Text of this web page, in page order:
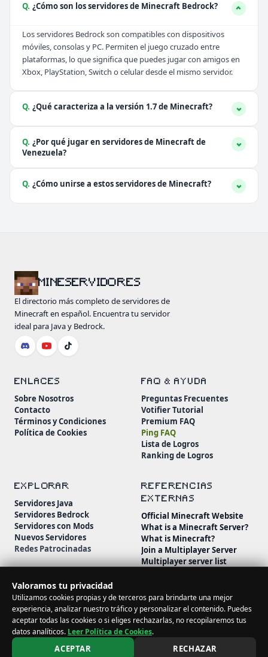
Valoramos tu privacidad
Utilizamos cookies propias y de terceros para brindarte una mejor
experiencia, analizar nuestro tráfico y personalizar el contenido. Puedes
aceptar todas las cookies o si eliges rechazarlas, no recopilaremos tus
datos analíticos. Leer Política de Cookies.
ACEPTAR RECHAZAR
Q. ¿Cómo son los servidores de Minecraft Bedrock?
Los servidores Bedrock son compatibles con dispositivos
móviles, consolas y PC. Permiten el juego cruzado entre
plataformas, lo que significa que puedes jugar con amigos en
Xbox, PlayStation, Switch o celular desde el mismo servidor.
Q. ¿Qué caracteriza a la versión 1.7 de Minecraft?
Q. ¿Por qué jugar en servidores de Minecraft de
Venezuela?
Q. ¿Cómo unirse a estos servidores de Minecraft?
MINESERVIDORES
El directorio más completo de servidores de
Minecraft en español. Encuentra tu servidor
ideal para Java y Bedrock.
ENLACES
Sobre Nosotros
Contacto
Términos y Condiciones
Política de Cookies
FAQ & AYUDA
Preguntas Frecuentes
Votifier Tutorial
Premium FAQ
Ping FAQ
Lista de Logros
Ranking de Logros
EXPLORAR
Servidores Java
Servidores Bedrock
Servidores con Mods
Nuevos Servidores
Redes Patrocinadas
REFERENCIAS
EXTERNAS
Official Minecraft Website
What is a Minecraft Server?
What is Minecraft?
Join a Multiplayer Server
Multiplayer server list
© 2026 MineServidores. Todos los derechos reservados.